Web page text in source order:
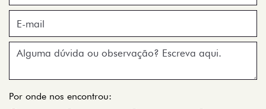
Por onde nos encontrou: